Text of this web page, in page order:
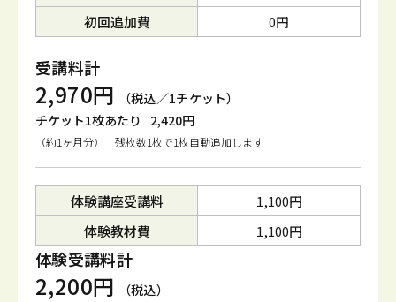
初回追加費
0円
受講料計
2,970円
（税込／1チケット）
チケット1枚あたり
2,420円
（約1ヶ月分） 残枚数1枚で1枚自動追加します
体験講座受講料
1,100円
体験教材費
1,100円
体験受講料計
2,200円 （税込）